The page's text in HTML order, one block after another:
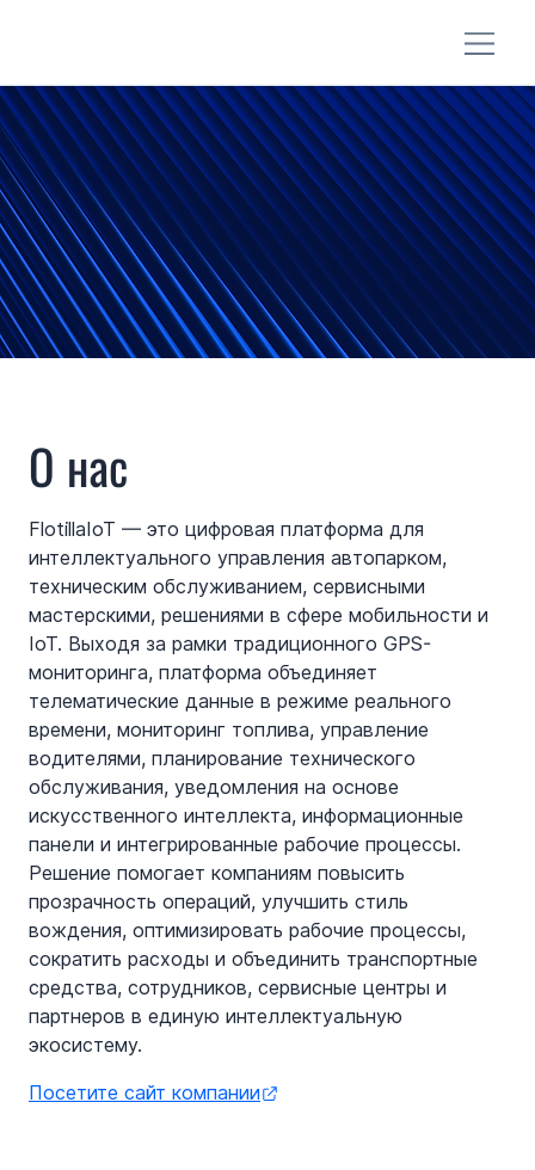
О нас
FlotillaIoT — это цифровая платформа для
интеллектуального управления автопарком,
техническим обслуживанием, сервисными
мастерскими, решениями в сфере мобильности и
IoT. Выходя за рамки традиционного GPS-
мониторинга, платформа объединяет
телематические данные в режиме реального
времени, мониторинг топлива, управление
водителями, планирование технического
обслуживания, уведомления на основе
искусственного интеллекта, информационные
панели и интегрированные рабочие процессы.
Решение помогает компаниям повысить
прозрачность операций, улучшить стиль
вождения, оптимизировать рабочие процессы,
сократить расходы и объединить транспортные
средства, сотрудников, сервисные центры и
партнеров в единую интеллектуальную
экосистему.
Посетите сайт компании